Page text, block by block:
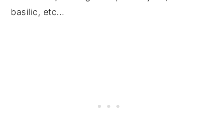
basilic, etc...